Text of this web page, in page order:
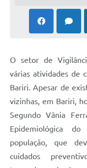
O setor de
várias atividades de
Bariri. Apesar de
vizinhas, em Bariri,
Segundo Vânia
Epidemiológica
população, que
cuidados